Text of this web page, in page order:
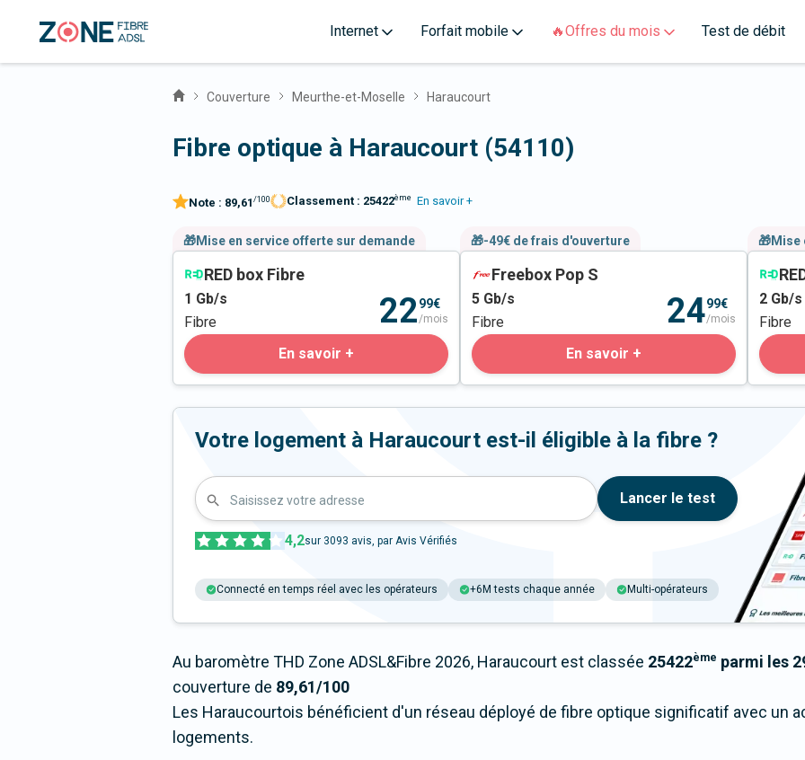
Internet Forfait mobile 🔥Offres du mois Test de débit
Couverture Meurthe-et-Moselle Haraucourt
Fibre optique à Haraucourt (54110)
Note : 89,61 /100 Classement : 25422ème En savoir +
🎁Mise en service offerte sur demande
RED box Fibre
1 Gb/s
Fibre
2299€
/mois
En savoir +
🎁-49€ de frais d'ouverture
Freebox Pop S
5 Gb/s
Fibre
2499€
/mois
En savoir +
🎁Mise
2 Gb/s
Fibre
Votre logement à Haraucourt est-il éligible à la fibre ?
Saisissez votre adresse Lancer le test
4,2sur 3093 avis, par Avis Vérifiés
Connecté en temps réel avec les opérateurs +6M tests chaque année Multi-opérateurs
Au baromètre THD Zone ADSL&Fibre 2026, Haraucourt est classée 25422ème parmi les
couverture de 89,61/100
Les Haraucourtois bénéficient d'un réseau déployé de fibre optique significatif avec un
logements.